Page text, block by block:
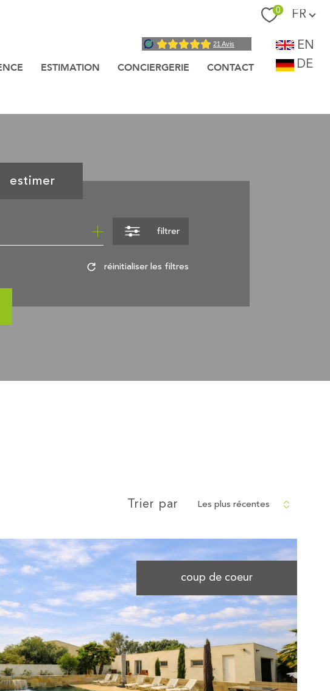
0 Langue
FR
EN
DE
ESTIMATION CONCIERGERIE CONTACT
estimer
filtrer
réinitialiser les filtres
Trier par Les plus récentes
coup de coeur
voir le
bien